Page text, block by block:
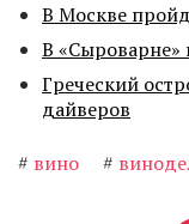
В Москве
В «Сыроварне»
Греческий
дайверов
# вино #